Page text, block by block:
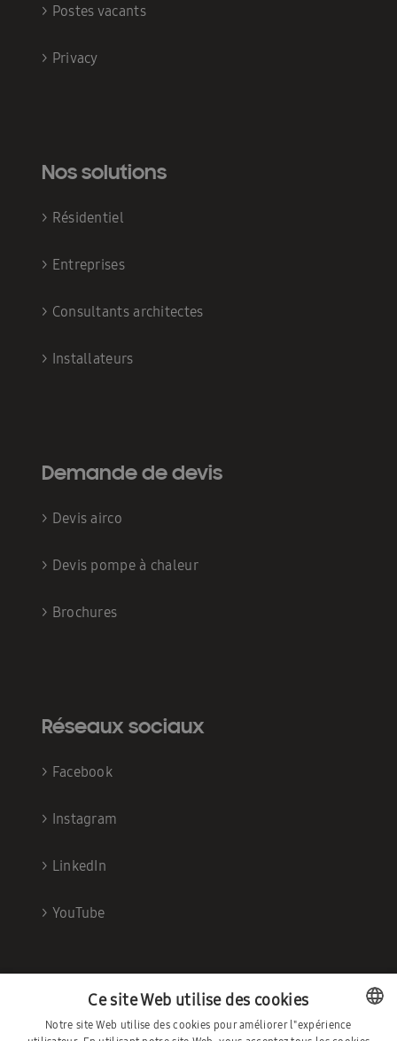
> Postes vacants
> Privacy
Nos solutions
> Résidentiel
> Entreprises
> Consultants architectes
> Installateurs
Demande de devis
> Devis airco
> Devis pompe à chaleur
> Brochures
Réseaux sociaux
> Facebook
> Instagram
> LinkedIn
> YouTube
Ce site Web utilise des cookies
Notre site Web utilise des cookies pour améliorer l"expérience